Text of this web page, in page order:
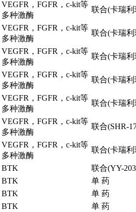
VEGFR，FGFR，c-kit等
多种激酶
联合(卡瑞
VEGFR，FGFR，c-kit等
多种激酶
联合(卡瑞
VEGFR，FGFR，c-kit等
多种激酶
联合(卡瑞
VEGFR，FGFR，c-kit等
多种激酶
联合(卡瑞
VEGFR，FGFR，c-kit等
多种激酶
联合(卡瑞
VEGFR，FGFR，c-kit等
多种激酶
联合(SHR-
VEGFR，FGFR，c-kit等
多种激酶
联合(卡瑞利
BTK
联合(YY-
BTK
单 药
BTK
单 药
BTK
单 药